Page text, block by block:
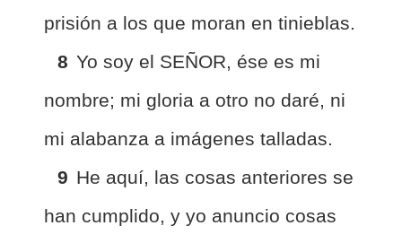
prisión a los que moran en tinieblas.
8 Yo soy el SEÑOR, ése es mi
nombre; mi gloria a otro no daré, ni
mi alabanza a imágenes talladas.
9 He aquí, las cosas anteriores se
han cumplido, y yo anuncio cosas